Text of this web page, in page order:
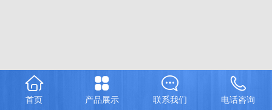
首页 产品展示 联系我们 电话咨询